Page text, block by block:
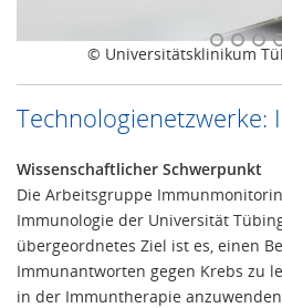
© Universitätsklinikum
Wissenschaftlicher Schwerpunkt
Die Arbeitsgruppe
Immunologie der Universität
übergeordnetes Ziel ist es, einen
Immunantworten gegen Krebs zu
in der Immuntherapie